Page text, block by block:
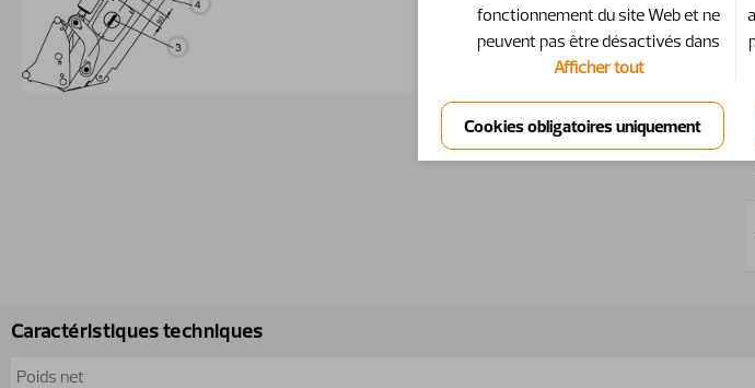
Caractéristiques techniques
Poids net
fonctionnement du site Web et ne
peuvent pas être désactivés dans
Afficher tout